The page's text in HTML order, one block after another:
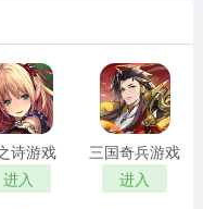
诗游戏
进入
三国奇兵游戏
进入